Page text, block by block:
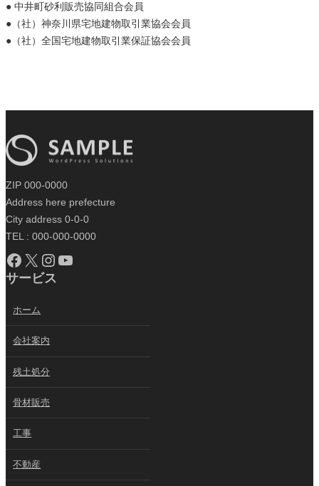
● 中井町砂利販売協同組合会員
●（社）神奈川県宅地建物取引業協会会員
●（社）全国宅地建物取引業保証協会会員
ZIP 000-0000
Address here prefecture
City address 0-0-0
TEL : 000-000-0000
Facebook X Instagram YouTube
サービス
ホーム
会社案内
残土処分
骨材販売
工事
不動産